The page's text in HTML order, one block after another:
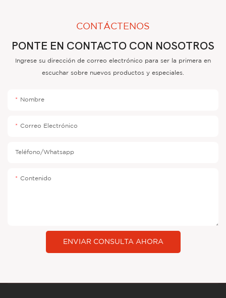
CONTÁCTENOS
PONTE EN CONTACTO CON NOSOTROS
Ingrese su dirección de correo electrónico para ser la primera en
escuchar sobre nuevos productos y especiales.
Nombre
Correo Electrónico
Teléfono/whatsapp
Contenido
ENVIAR CONSULTA AHORA